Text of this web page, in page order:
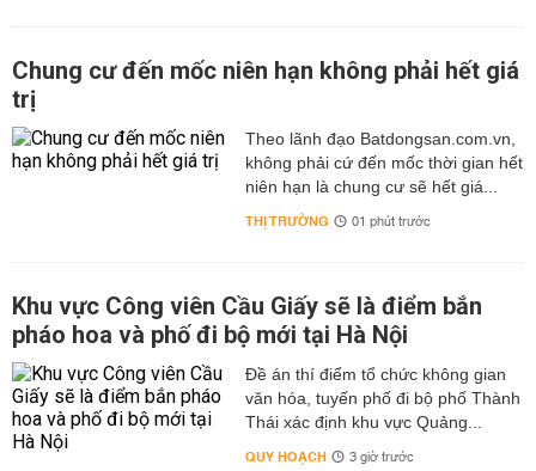
Chung cư đến mốc niên hạn không phải hết giá
trị
Theo lãnh đạo Batdongsan.com.vn,
không phải cứ đến mốc thời gian hết
niên hạn là chung cư sẽ hết giá...
THỊ TRƯỜNG 01 phút trước
Khu vực Công viên Cầu Giấy sẽ là điểm bắn
pháo hoa và phố đi bộ mới tại Hà Nội
Đề án thí điểm tổ chức không gian
văn hóa, tuyến phố đi bộ phố Thành
Thái xác định khu vực Quảng...
QUY HOẠCH 3 giờ trước